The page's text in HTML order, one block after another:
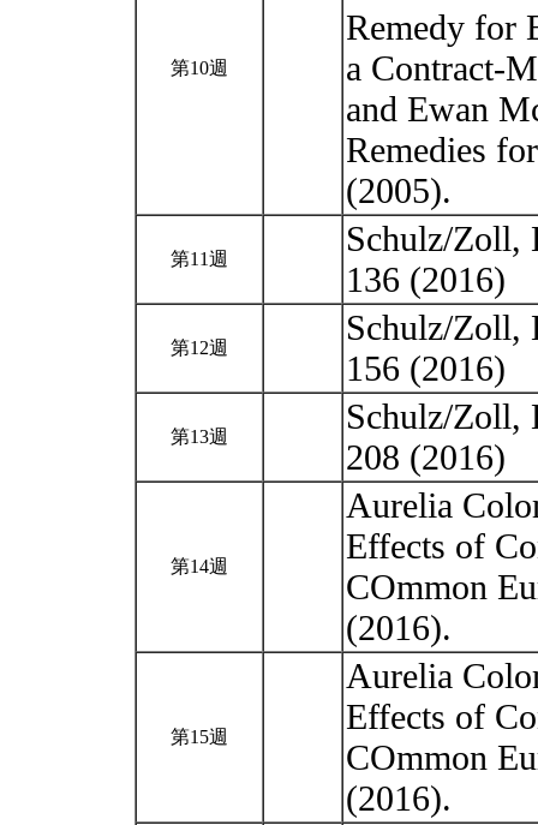
第10週
Remedy for
a Contract-
and Ewan
Remedies
(2005).
第11週
Schulz/Zoll,
136 (2016)
第12週
Schulz/Zoll,
156 (2016)
第13週
Schulz/Zoll,
208 (2016)
第14週
Aurelia
Effects of
COmmon
(2016).
第15週
Aurelia
Effects of
COmmon
(2016).